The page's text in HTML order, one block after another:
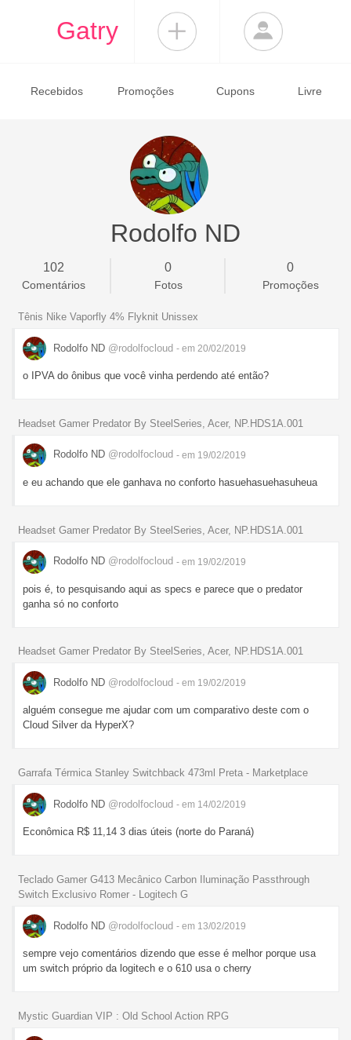
Gatry
Recebidos Promoções Cupons Livre
Rodolfo ND
102
Comentários
0
Fotos
0
Promoções
Tênis Nike Vaporfly 4% Flyknit Unissex
Rodolfo ND @rodolfocloud - em 20/02/2019
o IPVA do ônibus que você vinha perdendo até então?
Headset Gamer Predator By SteelSeries, Acer, NP.HDS1A.001
Rodolfo ND @rodolfocloud - em 19/02/2019
e eu achando que ele ganhava no conforto hasuehasuehasuheua
Headset Gamer Predator By SteelSeries, Acer, NP.HDS1A.001
Rodolfo ND @rodolfocloud - em 19/02/2019
pois é, to pesquisando aqui as specs e parece que o predator
ganha só no conforto
Headset Gamer Predator By SteelSeries, Acer, NP.HDS1A.001
Rodolfo ND @rodolfocloud - em 19/02/2019
alguém consegue me ajudar com um comparativo deste com o
Cloud Silver da HyperX?
Garrafa Térmica Stanley Switchback 473ml Preta - Marketplace
Rodolfo ND @rodolfocloud - em 14/02/2019
Econômica R$ 11,14 3 dias úteis (norte do Paraná)
Teclado Gamer G413 Mecânico Carbon Iluminação Passthrough
Switch Exclusivo Romer - Logitech G
Rodolfo ND @rodolfocloud - em 13/02/2019
sempre vejo comentários dizendo que esse é melhor porque usa
um switch próprio da logitech e o 610 usa o cherry
Mystic Guardian VIP : Old School Action RPG